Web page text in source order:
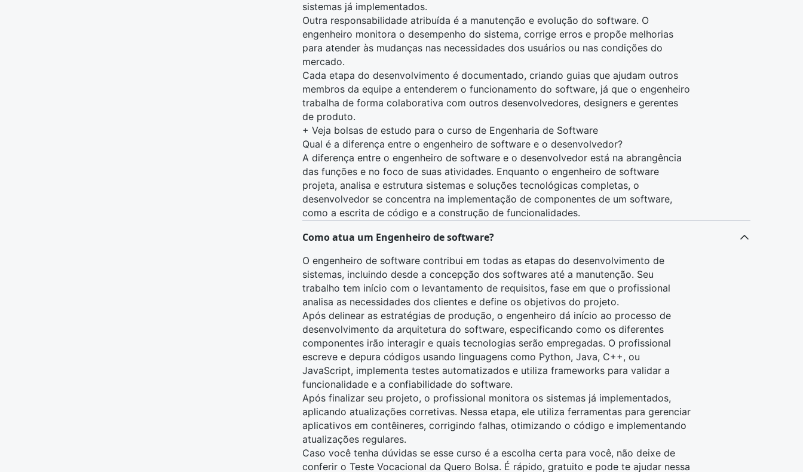
sistemas já implementados.
Outra responsabilidade atribuída é a manutenção e evolução do software. O
engenheiro monitora o desempenho do sistema, corrige erros e propõe melhorias
para atender às mudanças nas necessidades dos usuários ou nas condições do
mercado.
Cada etapa do desenvolvimento é documentado, criando guias que ajudam outros
membros da equipe a entenderem o funcionamento do software, já que o engenheiro
trabalha de forma colaborativa com outros desenvolvedores, designers e gerentes
de produto.
+ Veja bolsas de estudo para o curso de Engenharia de Software
Qual é a diferença entre o engenheiro de software e o desenvolvedor​?
A diferença entre o engenheiro de software e o desenvolvedor está na abrangência
das funções e no foco de suas atividades. Enquanto o engenheiro de software
projeta, analisa e estrutura sistemas e soluções tecnológicas completas, o
desenvolvedor se concentra na implementação de componentes de um software,
como a escrita de código e a construção de funcionalidades.
Como atua um Engenheiro de software?
O engenheiro de software contribui em todas as etapas do desenvolvimento de
sistemas, incluindo desde a concepção dos softwares até a manutenção. Seu
trabalho tem início com o levantamento de requisitos, fase em que o profissional
analisa as necessidades dos clientes e define os objetivos do projeto.
Após delinear as estratégias de produção, o engenheiro dá início ao processo de
desenvolvimento da arquitetura do software, especificando como os diferentes
componentes irão interagir e quais tecnologias serão empregadas. O profissional
escreve e depura códigos usando linguagens como Python, Java, C++, ou
JavaScript, implementa testes automatizados e utiliza frameworks para validar a
funcionalidade e a confiabilidade do software.
Após finalizar seu projeto, o profissional monitora os sistemas já implementados,
aplicando atualizações corretivas. Nessa etapa, ele utiliza ferramentas para gerenciar
aplicativos em contêineres, corrigindo falhas, otimizando o código e implementando
atualizações regulares.
Caso você tenha dúvidas se esse curso é a escolha certa para você, não deixe de
conferir o Teste Vocacional da Quero Bolsa. É rápido, gratuito e pode te ajudar nessa